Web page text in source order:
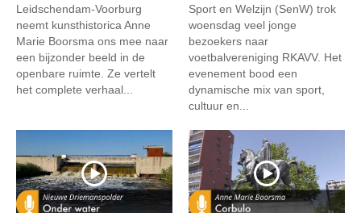
Leidschendam-Voorburg
neemt kunsthistorica Anne
Marie Boorsma ons mee naar
een bijzonder beeld in de
openbare ruimte. Ze vertelt
het complete verhaal...
Sport en Welzijn (SenW) trok
woensdag veel jonge
bezoekers naar
voetbalvereniging RKAVV. Het
evenement bood een
dynamische mix van sport,
cultuur en...